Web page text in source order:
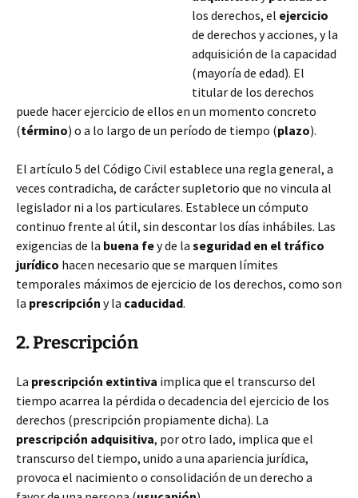
los derechos, el ejercicio
de derechos y acciones, y la
adquisición de la capacidad
(mayoría de edad). El
titular de los derechos
puede hacer ejercicio de ellos en un momento concreto
(término) o a lo largo de un período de tiempo (plazo).
El artículo 5 del Código Civil establece una regla general, a
veces contradicha, de carácter supletorio que no vincula al
legislador ni a los particulares. Establece un cómputo
continuo frente al útil, sin descontar los días inhábiles. Las
exigencias de la buena fey de la seguridad en el tráfico
jurídico hacen necesario que se marquen límites
temporales máximos de ejercicio de los derechos, como son
la prescripción y la caducidad.
2. Prescripción
La prescripción extintiva implica que el transcurso del
tiempo acarrea la pérdida o decadencia del ejercicio de los
derechos (prescripción propiamente dicha). La
prescripción adquisitiva, por otro lado, implica que el
transcurso del tiempo, unido a una apariencia jurídica,
provoca el nacimiento o consolidación de un derecho a